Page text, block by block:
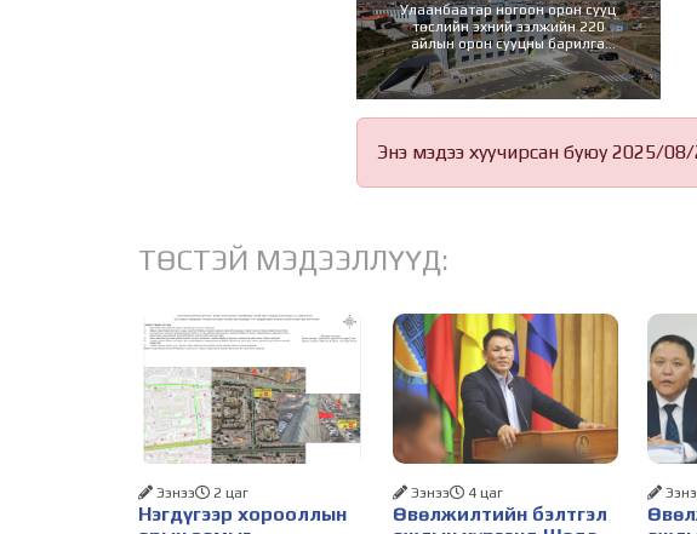
Улаанбаатар ногоон орон сууц
төслийн эхний ээлжийн 220
айлын орон сууцны барилга
угсралтын ажил дууслаа
Энэ мэдээ хуучирсан буюу 2025/
ТӨСТЭЙ МЭДЭЭЛЛҮҮД:
Нэгдүгээр хорооллын
Ээнээ 2 цаг
Өвөлжилтийн бэлтгэл
Ээнээ 4 цаг